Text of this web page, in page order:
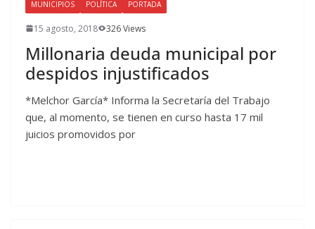
MUNICIPIOS POLÍTICA PORTADA
15 agosto, 2018 326 Views
Millonaria deuda municipal por
despidos injustificados
*Melchor García* Informa la Secretaría del Trabajo
que, al momento, se tienen en curso hasta 17 mil
juicios promovidos por